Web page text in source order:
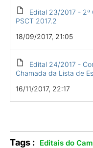
Edital 23/2017 - 2ª
PSCT 2017.2
18/09/2017, 21:05
Edital 24/2017 -
Chamada da Lista de
16/11/2017, 22:17
Tags : Editais do